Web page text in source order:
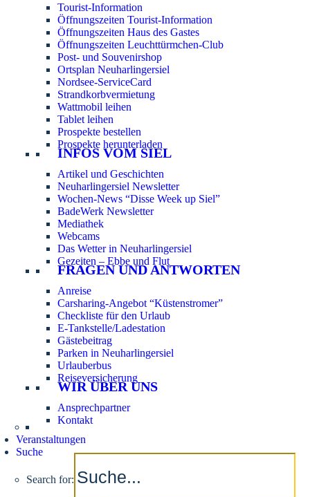
Tourist-Information
Öffnungszeiten Tourist-Information
Öffnungszeiten Haus des Gastes
Öffnungszeiten Leuchttürmchen-Club
Post- und Souvenirshop
Ortsplan Neuharlingersiel
Nordsee-ServiceCard
Strandkorbvermietung
Wattmobil leihen
Tablet leihen
Prospekte bestellen
Prospekte herunterladen
INFOS VOM SIEL
Artikel und Geschichten
Neuharlingersiel Newsletter
Wochen-News “Disse Week up Siel”
BadeWerk Newsletter
Mediathek
Webcams
Das Wetter in Neuharlingersiel
Gezeiten – Ebbe und Flut
FRAGEN UND ANTWORTEN
Anreise
Carsharing-Angebot “Küstenstromer”
Checkliste für den Urlaub
E-Tankstelle/Ladestation
Gästebeitrag
Parken in Neuharlingersiel
Urlauberbus
Reiseversicherung
WIR ÜBER UNS
Ansprechpartner
Kontakt
Veranstaltungen
Suche
Search for: